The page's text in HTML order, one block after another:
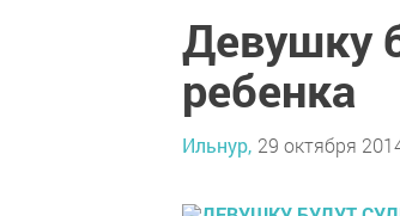
Девушку
ребенка
Ильнур, 29 октября